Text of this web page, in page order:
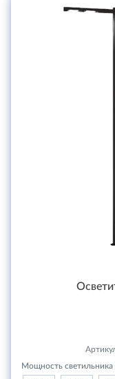
Мощность светильника